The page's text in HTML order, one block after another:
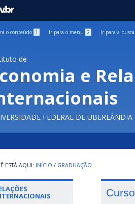
o conteúdo 1 Ir para o menu 2 Ir para a busca
de
e
FEDERAL DE UBERLÂNDIA
INÍCIO / GRADUAÇÃO